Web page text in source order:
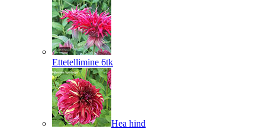
Ettetellimine 6tk
Hea hind